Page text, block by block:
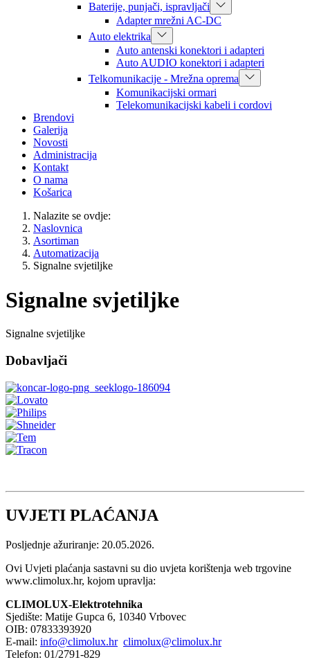
Baterije, punjači, ispravljači
Adapter mrežni AC-DC
Auto elektrika
Auto antenski konektori i adapteri
Auto AUDIO konektori i adapteri
Telkomunikacije - Mrežna oprema
Komunikacijski ormari
Telekomunikacijski kabeli i cordovi
Brendovi
Galerija
Novosti
Administracija
Kontakt
O nama
Košarica
Nalazite se ovdje:
Naslovnica
Asortiman
Automatizacija
Signalne svjetiljke
Signalne svjetiljke
Signalne svjetiljke
Dobavljači
UVJETI PLAĆANJA
Posljednje ažuriranje: 20.05.2026.
Ovi Uvjeti plaćanja sastavni su dio uvjeta korištenja web trgovine
www.climolux.hr, kojom upravlja:
CLIMOLUX-Elektrotehnika
Sjedište: Matije Gupca 6, 10340 Vrbovec
OIB: 07833393920
E-mail: info@climolux.hr climolux@climolux.hr
Telefon: 01/2791-829